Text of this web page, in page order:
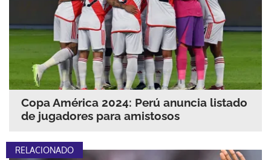
Copa América 2024: Perú anuncia listado
de jugadores para amistosos
RELACIONADO